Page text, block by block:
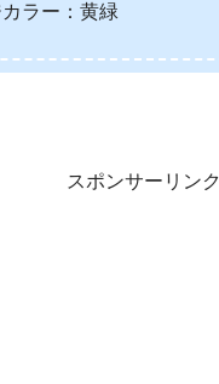
ラー：黄緑
スポンサーリンク